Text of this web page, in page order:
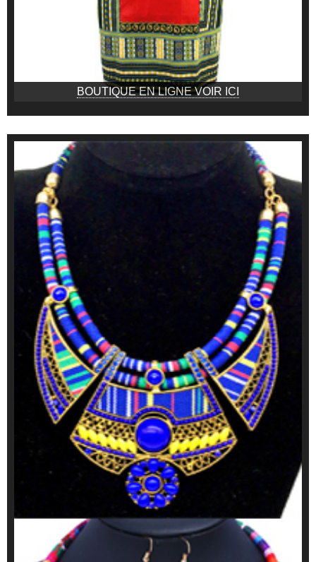
BOUTIQUE EN LIGNE VOIR ICI